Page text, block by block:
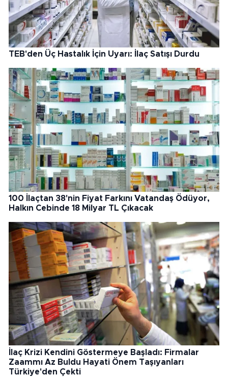
TEB'den Üç Hastalık İçin Uyarı: İlaç Satışı Durdu
100 İlaçtan 38'nin Fiyat Farkını Vatandaş Ödüyor,
Halkın Cebinde 18 Milyar TL Çıkacak
İlaç Krizi Kendini Göstermeye Başladı: Firmalar
Zaammı Az Buldu Hayati Önem Taşıyanları
Türkiye'den Çekti